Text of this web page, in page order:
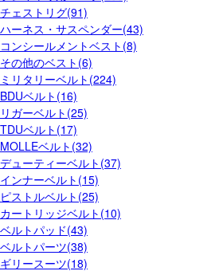
チェストリグ(91)
ハーネス・サスペンダー(43)
コンシールメントベスト(8)
その他のベスト(6)
ミリタリーベルト(224)
BDUベルト(16)
リガーベルト(25)
TDUベルト(17)
MOLLEベルト(32)
デューティーベルト(37)
インナーベルト(15)
ピストルベルト(25)
カートリッジベルト(10)
ベルトパッド(43)
ベルトパーツ(38)
ギリースーツ(18)